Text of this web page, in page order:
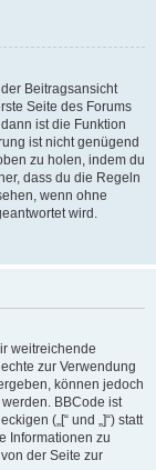
Beitragsansicht
Seite des Forums
ist die Funktion
ist nicht genügend
zu holen, indem du
dass du die Regeln
wenn ohne
wird.
weitreichende
zur Verwendung
können jedoch
BBCode ist
(„[“ und „]“) statt
Informationen zu
der Seite zur